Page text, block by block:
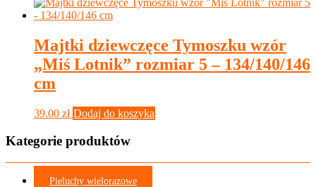
wariantów.
Opcje
można
produktu
Majtki dziewczęce Tymoszku wzór
„Miś Lotnik” rozmiar 5 – 134/140/146
cm
39.00 zł Dodaj do koszyka
Kategorie produktów
Pieluchy wielorazowe